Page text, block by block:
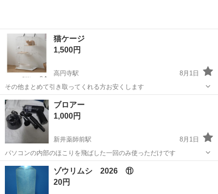
猫ケージ
1,500円
高円寺駅
8月1日
その他まとめて引き取ってくれる方お安くします
東京 中野区
ブロアー
1,000円
新井薬師前駅
8月1日
パソコンの内部のほこりを飛ばした一回のみ使っただけです
東京 中野区 新井薬師前駅 その他
ゾウリムシ 2026 ⑪
20円